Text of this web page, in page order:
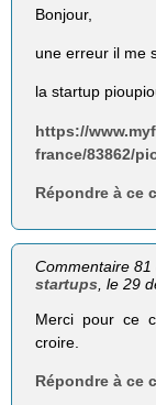
Bonjour,
une erreur il me
la startup
https://
france/83862/
Répondre à ce
Commentaire
startups , le 29
Merci pour ce
croire.
Répondre à ce